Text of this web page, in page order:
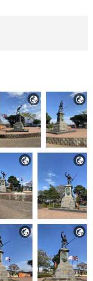
 
 
 